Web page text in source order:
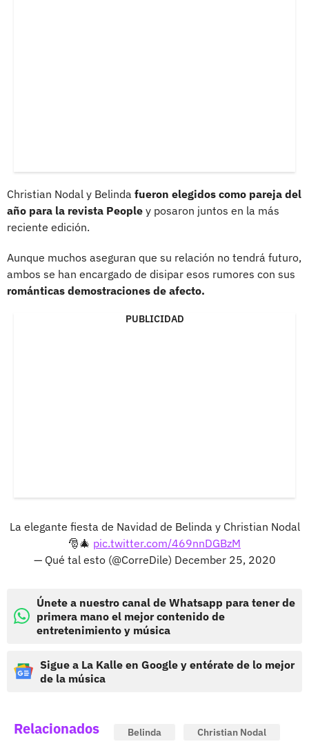
Christian Nodal y Belinda fueron elegidos como pareja del
año para la revista People y posaron juntos en la más
reciente edición.
Aunque muchos aseguran que su relación no tendrá futuro,
ambos se han encargado de disipar esos rumores con sus
románticas demostraciones de afecto.
PUBLICIDAD
La elegante fiesta de Navidad de Belinda y Christian Nodal
🎅🎄 pic.twitter.com/469nnDGBzM
— Qué tal esto (@CorreDile) December 25, 2020
Únete a nuestro canal de Whatsapp para tener de
primera mano el mejor contenido de
entretenimiento y música
Sigue a La Kalle en Google y entérate de lo mejor
de la música
Relacionados Belinda Christian Nodal